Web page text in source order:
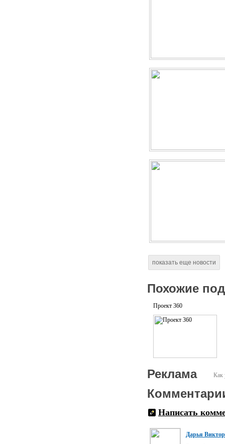
показать еще новости
Похожие
Проект 360
Как
Реклама
Написать
Дарья